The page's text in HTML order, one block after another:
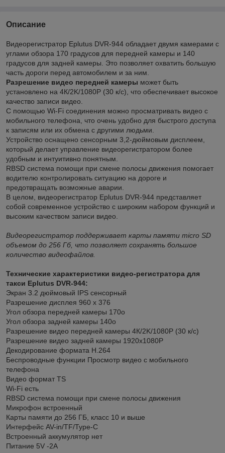
Описание
Видеорегистратор Eplutus DVR-944 обладает двумя камерами с
углами обзора 170 градусов для передней камеры и 140
градусов для задней камеры. Это позволяет охватить большую
часть дороги перед автомобилем и за ним.
Разрешение видео передней камеры может быть
установлено на 4К/2K/1080Р (30 к/с), что обеспечивает высокое
качество записи видео.
С помощью Wi-Fi соединения можно просматривать видео с
мобильного телефона, что очень удобно для быстрого доступа
к записям или их обмена с другими людьми.
Устройство оснащено сенсорным 3,2-дюймовым дисплеем,
который делает управление видеорегистратором более
удобным и интуитивно понятным.
RBSD система помощи при смене полосы движения помогает
водителю контролировать ситуацию на дороге и
предотвращать возможные аварии.
В целом, видеорегистратор Eplutus DVR-944 представляет
собой современное устройство с широким набором функций и
высоким качеством записи видео.
Видеорегистратор поддерживает карты памяти micro SD
объемом до 256 Гб, что позволяет сохранять большое
количество видеофайлов.
Технические характеристики видео-регистратора для
такси Eplutus DVR-944:
Экран 3.2 дюймовый IPS сенсорный
Разрешение дисплея 960 х 376
Угол обзора передней камеры 170о
Угол обзора задней камеры 140о
Разрешение видео передней камеры 4К/2K/1080Р (30 к/с)
Разрешение видео задней камеры 1920х1080Р
Декодирование формата H.264
Беспроводные функции Просмотр видео с мобильного
телефона
Видео формат TS
Wi-Fi есть
RBSD система помощи при смене полосы движения
Микрофон встроенный
Карты памяти до 256 ГБ, класс 10 и выше
Интерфейс AV-in/TF/Type-C
Встроенный аккумулятор нет
Питание 5V -2A